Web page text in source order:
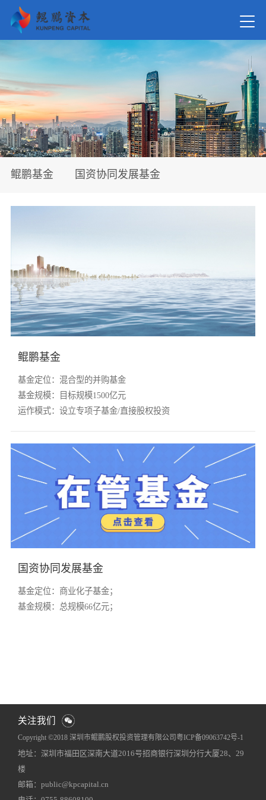
首页
关于我
新闻资
党的建
联系我
鲲鹏基金 国资协同发展基金
鲲鹏基金
基金定位：混合型的并购基金
基金规模：目标规模1500亿元
运作模式：设立专项子基金/直接股权投资
国资协同发展基金
基金定位：商业化子基金；
基金规模：总规模66亿元；
关注我们
Copyright ©2018 深圳市鲲鹏股权投资管理有限公司 粤ICP备09063742号-1
网站地图犀牛云提供企业云服务
地址：深圳市福田区深南大道2016号招商银行深圳分行大厦28、29
楼
邮箱：public@kpcapital.cn